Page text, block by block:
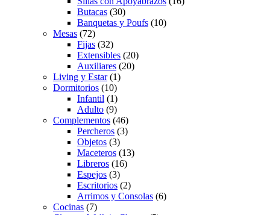
Butacas (30)
Banquetas y Poufs (10)
Mesas (72)
Fijas (32)
Extensibles (20)
Auxiliares (20)
Living y Estar(1)
Dormitorios (10)
Infantil (1)
Adulto (9)
Complementos (46)
Percheros (3)
Objetos (3)
Maceteros (13)
Libreros (16)
Espejos (3)
Escritorios (2)
Arrimos y Consolas (6)
Cocinas (7)